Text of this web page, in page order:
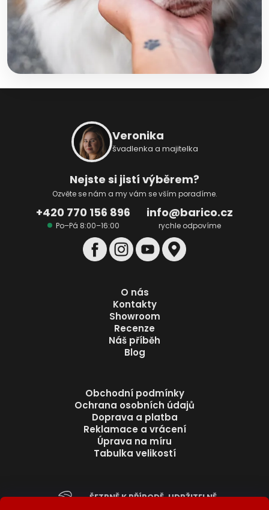
Veronika
švadlenka a majitelka
Nejste si jistí výběrem?
Ozvěte se nám a my vám se vším poradíme.
+420 770 156 896
Po–Pá 8:00–16:00
info@barico.cz
rychle odpovíme
O nás
Kontakty
Showroom
Recenze
Náš příběh
Blog
Obchodní podmínky
Ochrana osobních údajů
Doprava a platba
Reklamace a vrácení
Úprava na míru
Tabulka velikostí
ŠETRNĚ K PŘÍRODĚ. UDRŽITELNĚ.